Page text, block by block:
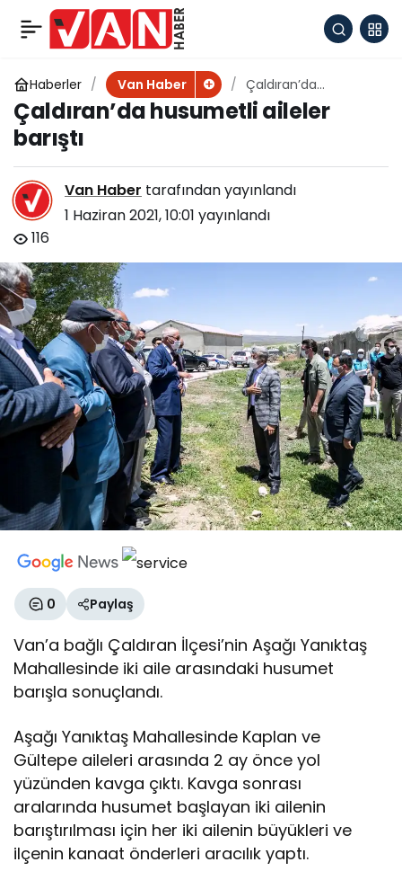
Haberler Van Haber
Çaldıran’da
husumetli aileler
barıştı
Çaldıran’da husumetli aileler
barıştı
Van Haber tarafından yayınlandı
1 Haziran 2021, 10:01 yayınlandı
116
0 Paylaş
Van’a bağlı Çaldıran İlçesi’nin Aşağı Yanıktaş
Mahallesinde iki aile arasındaki husumet
barışla sonuçlandı.
Aşağı Yanıktaş Mahallesinde Kaplan ve
Gültepe aileleri arasında 2 ay önce yol
yüzünden kavga çıktı. Kavga sonrası
aralarında husumet başlayan iki ailenin
barıştırılması için her iki ailenin büyükleri ve
ilçenin kanaat önderleri aracılık yaptı.
Şehit polisin adı
İpekyolu’nda
kütüphanede
yaşatılacak
Paylaş